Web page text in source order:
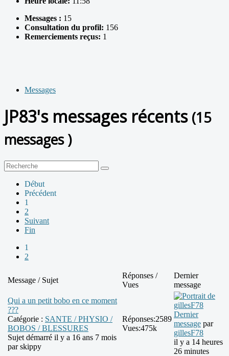
Messages : 15
Consultation du profil: 156
Remerciements reçus: 1
Messages
JP83's messages récents (15
messages )
Début
Précédent
1
2
Suivant
Fin
1
2
Message / Sujet
Réponses /
Vues
Dernier
message
Qui a un petit bobo en ce moment
???
Catégorie : SANTE / PHYSIO /
BOBOS / BLESSURES
Sujet démarré il y a 16 ans 7 mois
parskippy
Réponses:2589
Vues:475k
Dernier
message par
gillesF78
il y a 14 heures
26 minutes